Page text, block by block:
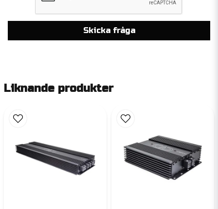
Skicka fråga
Liknande produkter